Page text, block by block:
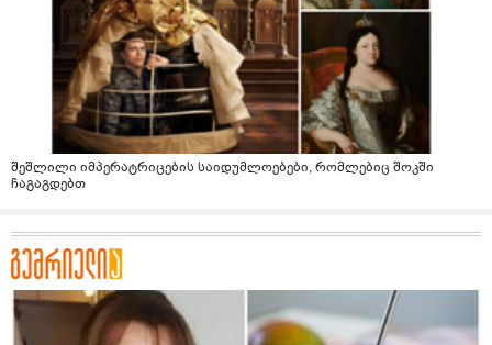
შეშლილი იმპერატრიცების საიდუმლოებები, რომლებიც შოკში
ჩაგაგდებთ